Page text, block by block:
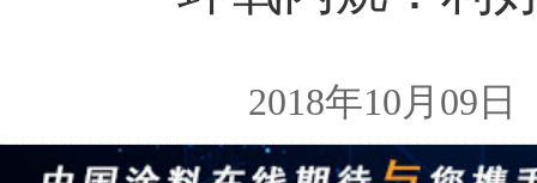
2018年10月09